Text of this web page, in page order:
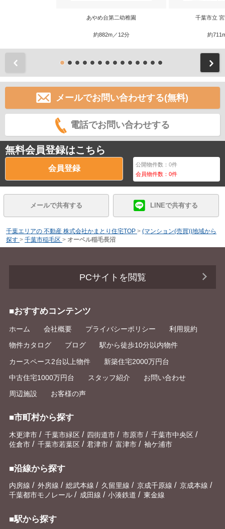
あやめ台第二幼稚園
約882m／12分
千葉市立
約
メールでお問い合わせする(無料)
電話でお問い合わせする
無料会員登録はこちら
会員登録 公開物件数：0件
会員物件数：0件
メールで共有する LINEで共有する
千葉エリアの 不動産 株式会社かまとり住宅TOP > (マンション(売買))地域から
探す > 千葉市稲毛区 > オーベル稲毛長沼
PCサイトを閲覧
■おすすめコンテンツ
ホーム 会社概要 プライバシーポリシー 利用規約
物件カタログ ブログ 駅から徒歩10分以内物件
カースペース2台以上物件 新築住宅2000万円台
中古住宅1000万円台 スタッフ紹介 お問い合わせ
周辺施設 お客様の声
■市町村から探す
木更津市 / 千葉市緑区 / 四街道市 / 市原市 / 千葉市中央区 /
佐倉市 / 千葉市若葉区 / 君津市 / 富津市 / 袖ケ浦市
■沿線から探す
内房線 / 外房線 / 総武本線 / 久留里線 / 京成千原線 / 京成本線 /
千葉都市モノレール / 成田線 / 小湊鉄道 / 東金線
■駅から探す